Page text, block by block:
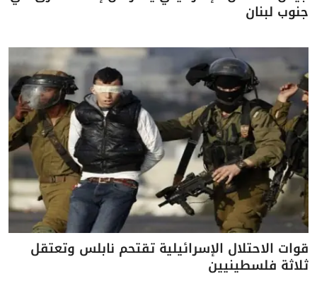
جنوب لبنان
قوات الاحتلال الإسرائيلية تقتحم نابلس وتعتقل
ثلاثة فلسطينيين